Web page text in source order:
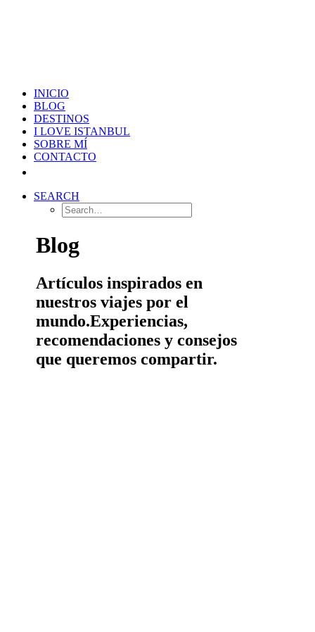
INICIO
BLOG
DESTINOS
I LOVE ISTANBUL
SOBRE MÍ
CONTACTO
SEARCH
Blog
Artículos inspirados en
nuestros viajes por el
mundo.Experiencias,
recomendaciones y consejos
que queremos compartir.